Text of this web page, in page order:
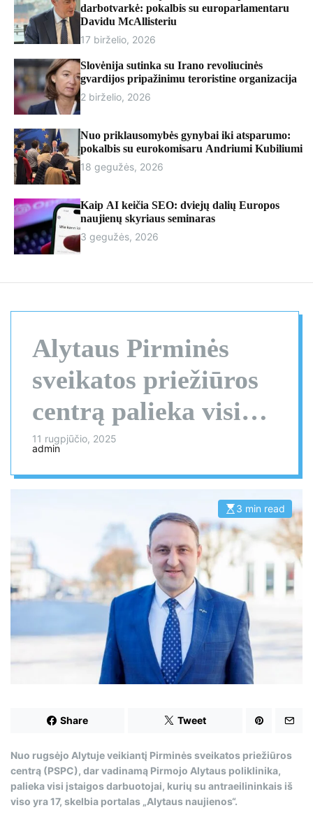
r
darbotvarkė: pokalbis su europarlamentaru
Davidu McAllisteriu
17 birželio, 2026
Slovėnija sutinka su Irano revoliucinės
gvardijos pripažinimu teroristine organizacija
2 birželio, 2026
Nuo priklausomybės gynybai iki atsparumo:
pokalbis su eurokomisaru Andriumi Kubiliumi
18 gegužės, 2026
Kaip AI keičia SEO: dviejų dalių Europos
naujienų skyriaus seminaras
3 gegužės, 2026
Alytaus Pirminės
sveikatos priežiūros
centrą palieka visi
darbuotojai: merui –
staigmena
11 rugpjūčio, 2025
admin
E
t
i
m
3 min read
Share Tweet
Nuo rugsėjo Alytuje veikiantį Pirminės sveikatos priežiūros
centrą (PSPC), dar vadinamą Pirmojo Alytaus poliklinika,
palieka visi įstaigos darbuotojai, kurių su antraeilininkais iš
viso yra 17, skelbia portalas „Alytaus naujienos“.